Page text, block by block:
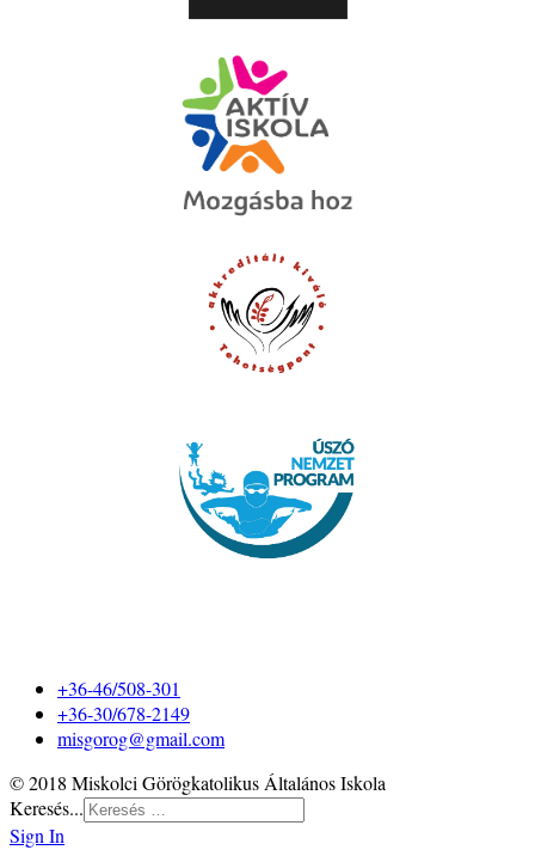
+36-46/508-301
+36-30/678-2149
misgorog@gmail.com
© 2018 Miskolci Görögkatolikus Általános Iskola
Keresés...
Sign In